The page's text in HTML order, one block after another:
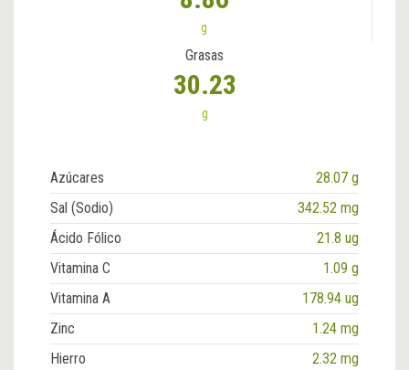
g
Grasas
30.23
g
Azúcares
28.07 g
Sal (Sodio)
342.52 mg
Ácido Fólico
21.8 ug
Vitamina C
1.09 g
Vitamina A
178.94 ug
Zinc
1.24 mg
Hierro
2.32 mg